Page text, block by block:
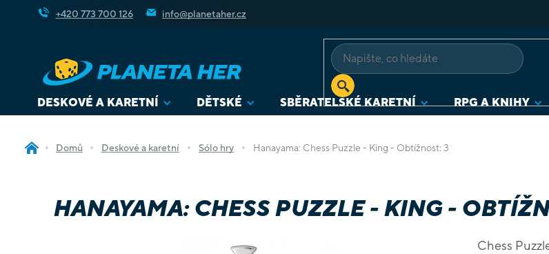
+420 773 700 126 info@planetaher.cz
DESKOVÉ A KARETNÍ DĚTSKÉ SBĚRATELSKÉ KARETNÍ RPG A KNIHY
Domů Deskové a karetní Sólo hry Hanayama: Chess Puzzle - King - Obtížnost: 3
HANAYAMA: CHESS PUZZLE - KING -
Chess